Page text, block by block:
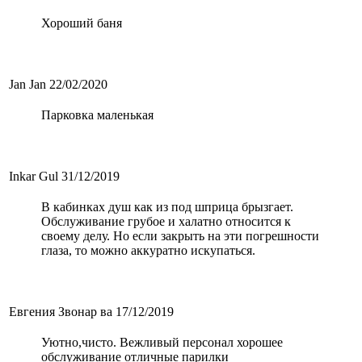
Хороший баня
Jan Jan 22/02/2020
Парковка маленькая
Inkar Gul 31/12/2019
В кабинках душ как из под шприца брызгает.
Обслуживание грубое и халатно относится к
своему делу. Но если закрыть на эти погрешности
глаза, то можно аккуратно искупаться.
Евгения Звонар ва 17/12/2019
Уютно,чисто. Вежливый персонал хорошее
обслуживание отличные парилки